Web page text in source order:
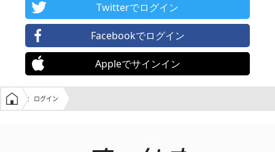
Twitterでログイン
Facebookでログイン
Appleでサインイン
学生の窓口トップ
ログイン